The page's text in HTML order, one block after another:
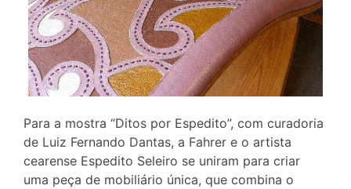
Para a mostra “Ditos por Espedito”, com curadoria
de Luiz Fernando Dantas, a Fahrer e o artista
cearense Espedito Seleiro se uniram para criar
uma peça de mobiliário única, que combina o